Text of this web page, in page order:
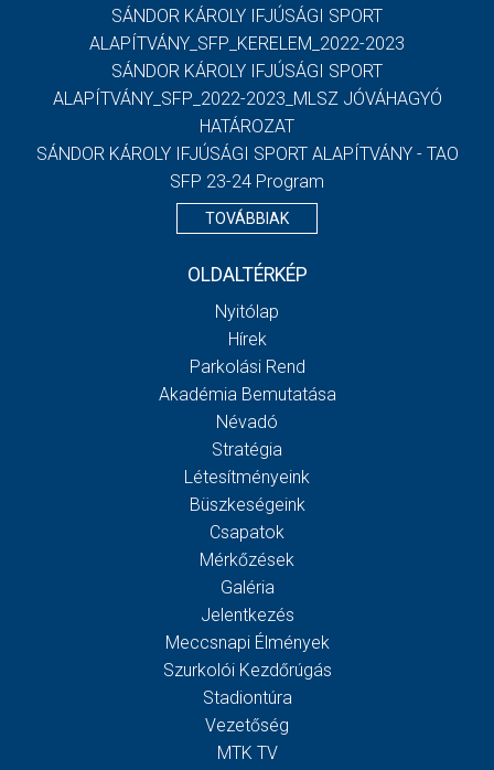
SÁNDOR KÁROLY IFJÚSÁGI SPORT
ALAPÍTVÁNY_SFP_KERELEM_2022-2023
SÁNDOR KÁROLY IFJÚSÁGI SPORT
ALAPÍTVÁNY_SFP_2022-2023_MLSZ JÓVÁHAGYÓ
HATÁROZAT
SÁNDOR KÁROLY IFJÚSÁGI SPORT ALAPÍTVÁNY - TAO
SFP 23-24 Program
TOVÁBBIAK
OLDALTÉRKÉP
Nyitólap
Hírek
Parkolási Rend
Akadémia Bemutatása
Névadó
Stratégia
Létesítményeink
Büszkeségeink
Csapatok
Mérkőzések
Galéria
Jelentkezés
Meccsnapi Élmények
Szurkolói Kezdőrúgás
Stadiontúra
Vezetőség
MTK TV